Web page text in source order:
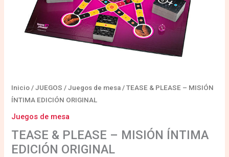
Inicio /JUEGOS /Juegos de mesa / TEASE & PLEASE – MISIÓN
ÍNTIMA EDICIÓN ORIGINAL
Juegos de mesa
TEASE & PLEASE – MISIÓN ÍNTIMA
EDICIÓN ORIGINAL